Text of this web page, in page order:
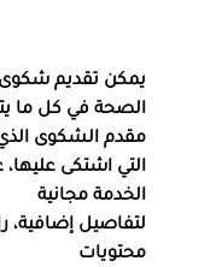
يمكن تقديم
الصحة في كل ما
مقدم الشكوى الذي
التي اشتكى
الخدمة مجانية
لتفاصيل إضافية،
محتويات